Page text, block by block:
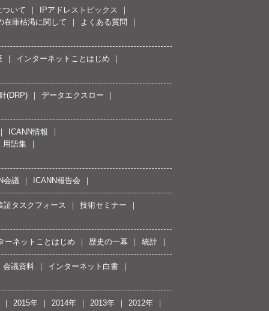
ついて
IPアドレストピックス
在庫枯渇に関して
よくある質問
インターネットことはじめ
(DRP) データエクスロー
ICANN情報
用語集
会議 ICANN報告会
タスクフォース 技術セミナー
ーネットことはじめ 歴史の一幕 統計
会議資料 インターネット白書
2015年 2014年 2013年
2012年